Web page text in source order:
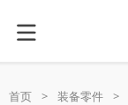
首页 > 装备零件 >